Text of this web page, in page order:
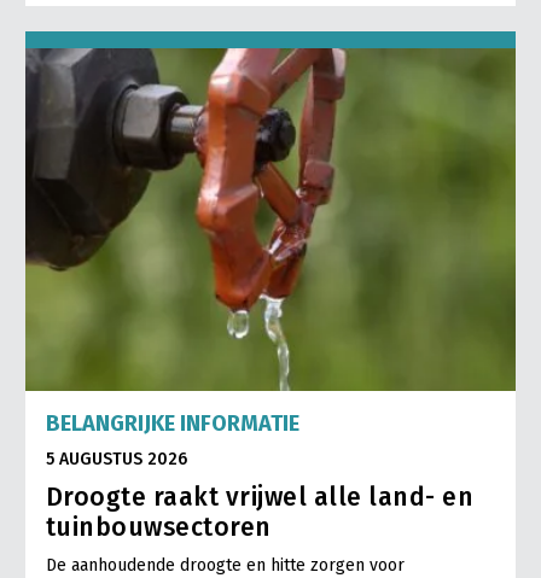
BELANGRIJKE INFORMATIE
5 AUGUSTUS 2026
Droogte raakt vrijwel alle land- en
tuinbouwsectoren
De aanhoudende droogte en hitte zorgen voor